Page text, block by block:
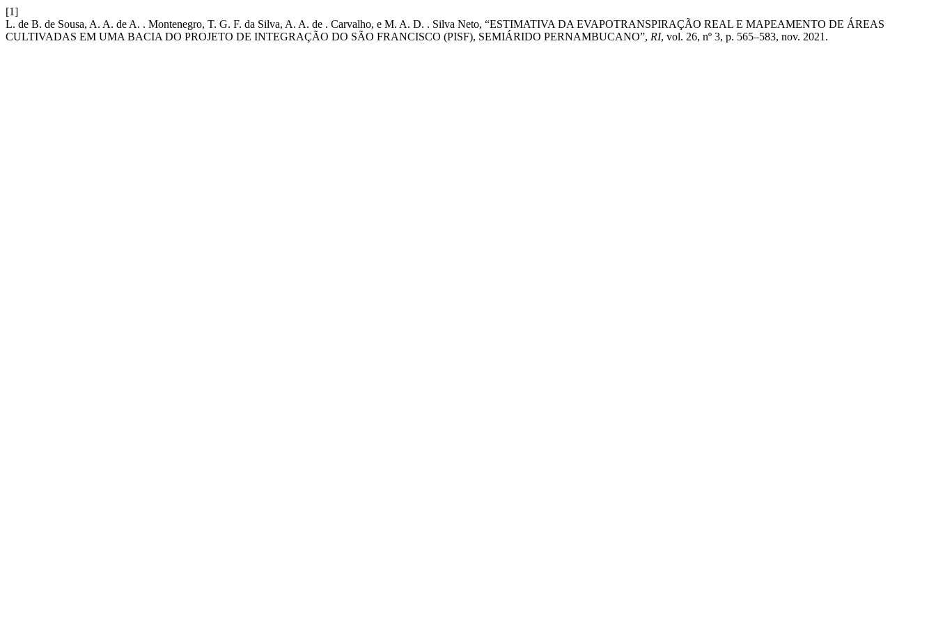
[1]
L. de B. de Sousa, A. A. de A. . Montenegro, T. G. F. da Silva, A. A. de . Carvalho, e M. A. D. . Silva Neto, “ESTIMATIVA DA EVAPOTRANSPIRAÇÃO REAL E MAPEAMENTO DE ÁREAS
CULTIVADAS EM UMA BACIA DO PROJETO DE INTEGRAÇÃO DO SÃO FRANCISCO (PISF), SEMIÁRIDO PERNAMBUCANO”, RI, vol. 26, nº 3, p. 565–583, nov. 2021.